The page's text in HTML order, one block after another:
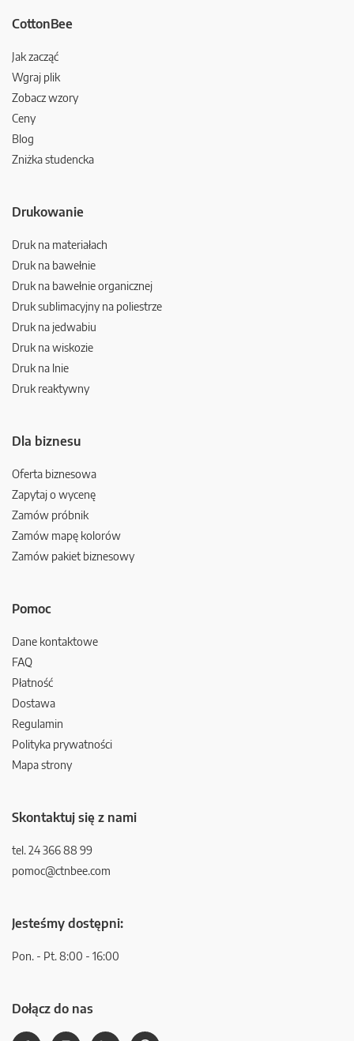
CottonBee
Jak zacząć
Wgraj plik
Zobacz wzory
Ceny
Blog
Zniżka studencka
Drukowanie
Druk na materiałach
Druk na bawełnie
Druk na bawełnie organicznej
Druk sublimacyjny na poliestrze
Druk na jedwabiu
Druk na wiskozie
Druk na lnie
Druk reaktywny
Dla biznesu
Oferta biznesowa
Zapytaj o wycenę
Zamów próbnik
Zamów mapę kolorów
Zamów pakiet biznesowy
Pomoc
Dane kontaktowe
FAQ
Płatność
Dostawa
Regulamin
Polityka prywatności
Mapa strony
Skontaktuj się z nami
tel. 24 366 88 99
pomoc@ctnbee.com
Jesteśmy dostępni:
Pon. - Pt. 8:00 - 16:00
Dołącz do nas